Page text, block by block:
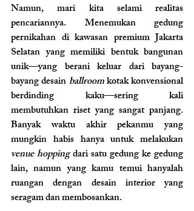
Namun, mari kita selami realitas
pencariannya. Menemukan gedung
pernikahan di kawasan premium Jakarta
Selatan yang memiliki bentuk bangunan
unik—yang berani keluar dari bayang-
bayang desain ballroom kotak konvensional
berdinding kaku—sering kali
membutuhkan riset yang sangat panjang.
Banyak waktu akhir pekanmu yang
venue hopping dari satu gedung ke gedung
lain, namun yang kamu temui hanyalah
ruangan dengan desain interior yang
seragam dan membosankan.